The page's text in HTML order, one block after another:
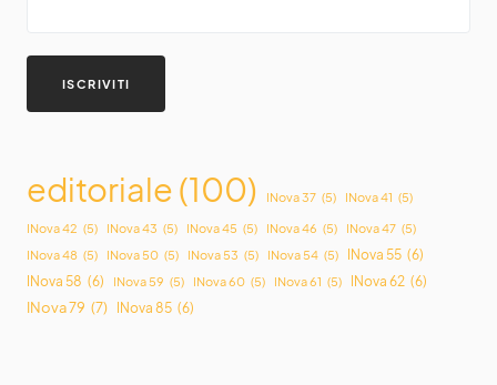
editoriale(100) INova 37 (5) INova 41 (5)
INova 42 (5) INova 43 (5) INova 45 (5) INova 46 (5) INova 47 (5)
INova 48 (5) INova 50 (5) INova 53 (5) INova 54 (5) INova 55 (6)
INova 58 (6) INova 59 (5) INova 60 (5) INova 61 (5) INova 62 (6)
INova 79 (7) INova 85 (6)